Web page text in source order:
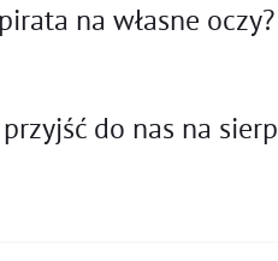
na własne
do nas na